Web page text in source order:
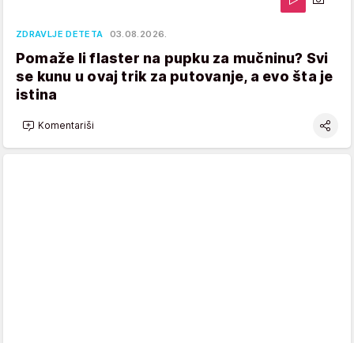
ZDRAVLJE DETETA 03.08.2026.
Pomaže li flaster na pupku za mučninu? Svi
se kunu u ovaj trik za putovanje, a evo šta je
istina
Komentariši